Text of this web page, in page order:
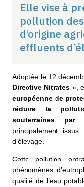
Elle vise à
pollution
d’origine
effluents
Adoptée le 12
Directive Nitrates »,
européenne de
réduire la
souterraines par
principalement
d’élevage.
Cette pollution
phénomènes
qualité de l’eau